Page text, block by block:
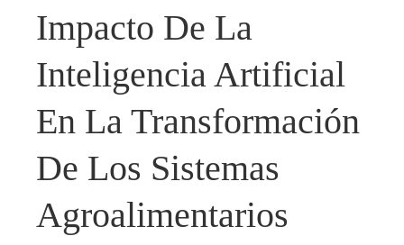
Impacto De La
Inteligencia Artificial
En La Transformación
De Los Sistemas
Agroalimentarios